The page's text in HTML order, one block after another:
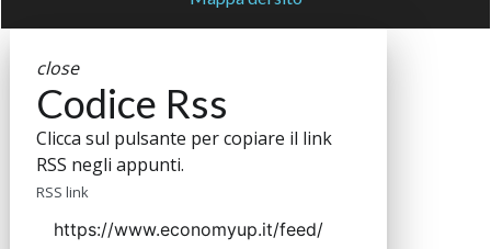
close
Codice Rss
Clicca sul pulsante per copiare il link
RSS negli appunti.
RSS link